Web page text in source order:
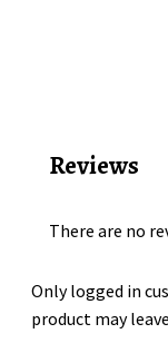
Reviews
There are no
Only logged in
product may